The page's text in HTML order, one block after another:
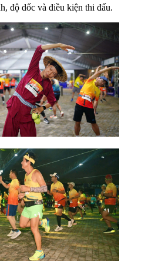
độ dốc và điều kiện thi đấu.